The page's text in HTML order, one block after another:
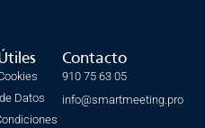
Datos
Contacto
910 75 63 05
info@smartmeeting.pro